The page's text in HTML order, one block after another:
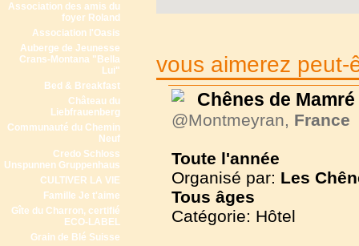
Association des amis du
foyer Roland
Association l'Oasis
Auberge de Jeunesse
Crans-Montana "Bella
Lui"
Bed & Breakfast
Château du
Liebfrauenberg
Communauté du Chemin
Neuf
Credo Schloss
Unspunnen Gruppenhaus
CULTIVER LA VIE
Famille Je t'aime
Gîte du Charron, certifié
ECO-LABEL
Grain de Blé Suisse
vous aimerez peut-
Chênes de Mamré
@Montmeyran, France
Toute l'année
Organisé par: Les
Tous âges
Catégorie: Hôtel